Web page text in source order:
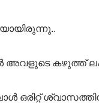
അവളുടെ കഴുത്ത്